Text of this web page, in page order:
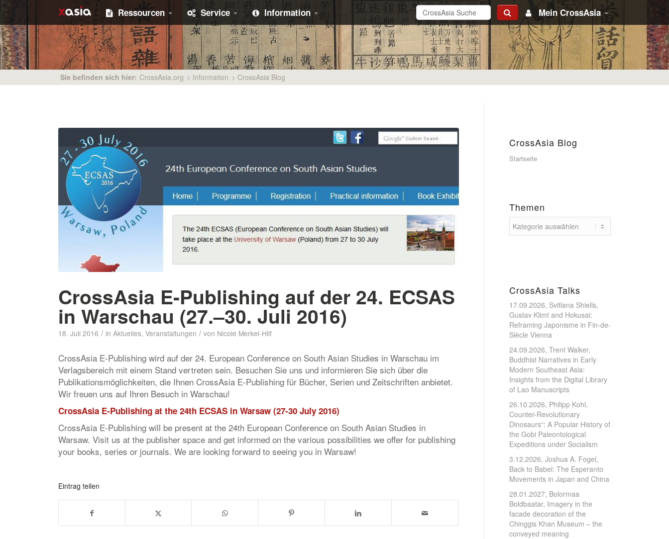
Ressourcen Service Information Mein CrossAsia
Sie befinden sich hier: CrossAsia.org > Information > CrossAsia Blog
CrossAsia E-Publishing auf der 24. ECSAS
in Warschau (27.–30. Juli 2016)
18. Juli 2016 / in Aktuelles, Veranstaltungen / von Nicole Merkel-Hilf
CrossAsia E-Publishing wird auf der 24. European Conference on South Asian Studies in Warschau im
Verlagsbereich mit einem Stand vertreten sein. Besuchen Sie uns und informieren Sie sich über die
Publikationsmöglichkeiten, die Ihnen CrossAsia E-Publishing für Bücher, Serien und Zeitschriften anbietet.
Wir freuen uns auf Ihren Besuch in Warschau!
CrossAsia E-Publishing at the 24th ECSAS in Warsaw (27-30 July 2016)
CrossAsia E-Publishing will be present at the 24th European Conference on South Asian Studies in
Warsaw. Visit us at the publisher space and get informed on the various possibilities we offer for publishing
your books, series or journals. We are looking forward to seeing you in Warsaw!
Eintrag teilen
CrossAsia Blog
Startseite
Themen
CrossAsia Talks
17.09.2026, Svitlana Shiells,
Gustav Klimt and Hokusai:
Reframing Japonisme in Fin-de-
Siècle Vienna
24.09.2026, Trent Walker,
Buddhist Narratives in Early
Modern Southeast Asia:
Insights from the Digital Library
of Lao Manuscripts
26.10.2026, Philipp Kohl,
Counter-Revolutionary
Dinosaurs“: A Popular History of
the Gobi Paleontological
Expeditions under Socialism
3.12.2026, Joshua A. Fogel,
Back to Babel: The Esperanto
Movements in Japan and China
28.01.2027, Bolormaa
Boldbaatar, Imagery in the
facade decoration of the
Chinggis Khan Museum – the
conveyed meaning